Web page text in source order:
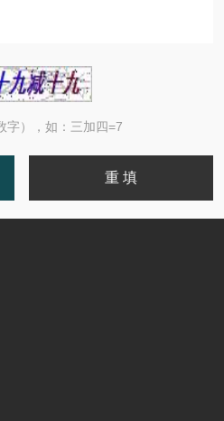
字），如：三加四=7